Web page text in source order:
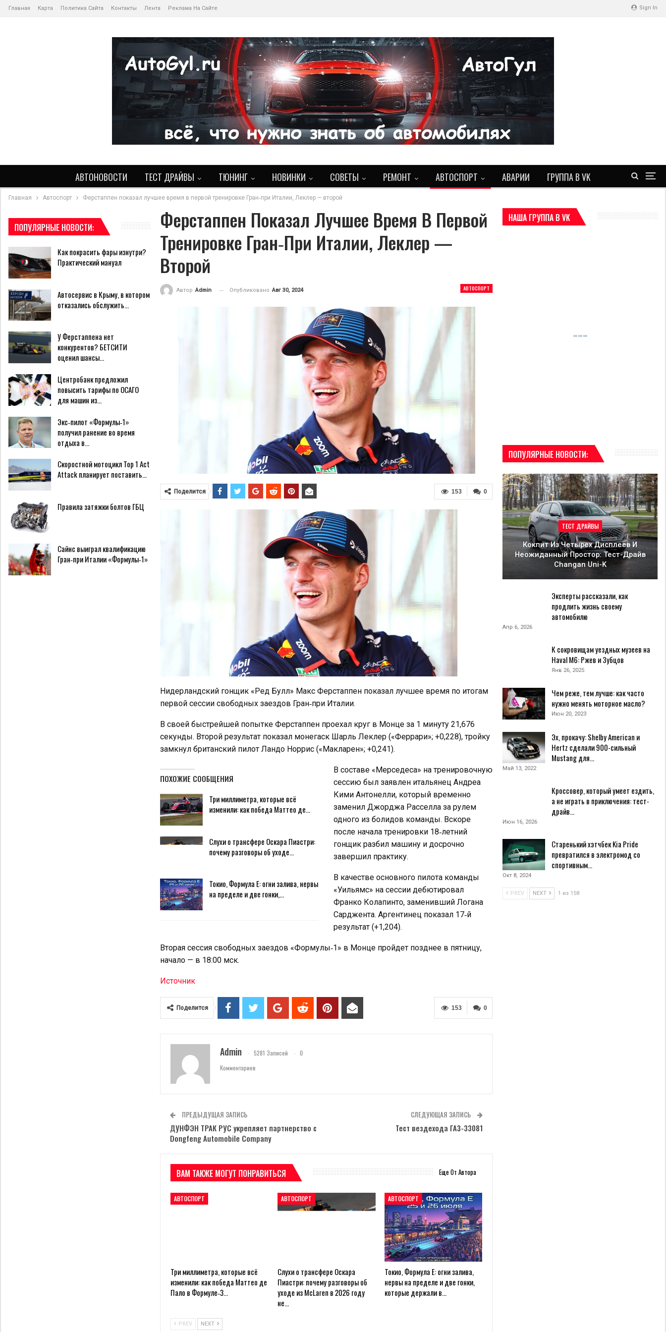
Sign In
Главная Карта Политика Сайта Контакты Лента Реклама На Сайте
АВТОНОВОСТИ ТЕСТ ДРАЙВЫ ТЮНИНГ НОВИНКИ СОВЕТЫ РЕМОНТ АВТОСПОРТ АВАРИИ ГРУППА В VK
Главная Автоспорт Ферстаппен показал лучшее время в первой тренировке Гран‑при Италии, Леклер — второй
Ферстаппен Показал Лучшее Время В Первой
Тренировке Гран‑при Италии, Леклер —
Второй
АВТОСПОРТ
Автор Admin Опубликовано Авг 30, 2024
0
153
Поделится
Нидерландский гонщик «Ред Булл» Макс Ферстаппен показал лучшее время по итогам
первой сессии свободных заездов Гран‑при Италии.
В своей быстрейшей попытке Ферстаппен проехал круг в Монце за 1 минуту 21,676
секунды. Второй результат показал монегаск Шарль Леклер («Феррари»; +0,228), тройку
замкнул британский пилот Ландо Норрис («Макларен»; +0,241).
ПОХОЖИЕ СООБЩЕНИЯ
Три миллиметра, которые всё
изменили: как победа Маттео де…
Слухи о трансфере Оскара Пиастри:
почему разговоры об уходе…
Токио, Формула E: огни залива, нервы
на пределе и две гонки,…
В составе «Мерседеса» на тренировочную
сессию был заявлен итальянец Андреа
Кими Антонелли, который временно
заменил Джорджа Расселла за рулем
одного из болидов команды. Вскоре
после начала тренировки 18‑летний
гонщик разбил машину и досрочно
завершил практику.
В качестве основного пилота команды
«Уильямс» на сессии дебютировал
Франко Колапинто, заменивший Логана
Сарджента. Аргентинец показал 17‑й
результат (+1,204).
Вторая сессия свободных заездов «Формулы‑1» в Монце пройдет позднее в пятницу,
начало — в 18:00 мск.
Источник
0
153
Поделится
Admin 5281 Записей
0
Комментариев
ПРЕДЫДУЩАЯ ЗАПИСЬ
ДУНФЭН ТРАК РУС укрепляет партнерство с
Dongfeng Automobile Company
СЛЕДУЮЩАЯ ЗАПИСЬ
Тест вездехода ГАЗ-33081
ВАМ ТАКЖЕ МОГУТ ПОНРАВИТЬСЯ Еще От Автора
АВТОСПОРТ
Три миллиметра, которые всё
изменили: как победа Маттео де
Пало в Формуле‑3…
АВТОСПОРТ
Слухи о трансфере Оскара
Пиастри: почему разговоры об
уходе из McLaren в 2026 году
не…
АВТОСПОРТ
Токио, Формула E: огни залива,
нервы на пределе и две гонки,
которые держали в…
PREV NEXT
НАША ГРУППА В VK
ПОПУЛЯРНЫЕ НОВОСТИ:
ТЕСТ ДРАЙВЫ
Кокпит Из Четырех Дисплеев И
Неожиданный Простор: Тест-Драйв
Changan Uni-K
Эксперты рассказали, как
продлить жизнь своему
автомобилю
Апр 6, 2026
К сокровищам уездных музеев на
Haval M6: Ржев и Зубцов
Янв 26, 2025
Чем реже, тем лучше: как часто
нужно менять моторное масло?
Июн 20, 2023
Эх, прокачу: Shelby American и
Hertz сделали 900-сильный
Mustang для…
Май 13, 2022
Кроссовер, который умеет ездить,
а не играть в приключения: тест-
драйв…
Июн 16, 2026
Старенький хэтчбек Kia Pride
превратился в электромод со
спортивным…
Окт 8, 2024
PREV NEXT 1 из 158
ПОПУЛЯРНЫЕ НОВОСТИ:
Как покрасить фары изнутри?
Практический мануал
Автосервис в Крыму, в котором
отказались обслужить…
У Ферстаппена нет
конкурентов? БЕТСИТИ
оценил шансы…
Центробанк предложил
повысить тарифы по ОСАГО
для машин из…
Экс‑пилот «Формулы‑1»
получил ранение во время
отдыха в…
Скоростной мотоцикл Top 1 Act
Attack планирует поставить…
Правила затяжки болтов ГБЦ
Сайнс выиграл квалификацию
Гран‑при Италии «Формулы‑1»